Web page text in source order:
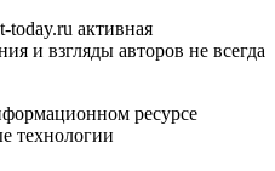
today.ru активная
и взгляды авторов не всегда
ресурсе
технологии